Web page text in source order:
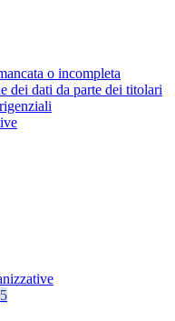
o incompleta
dei dati da parte dei titolari
5